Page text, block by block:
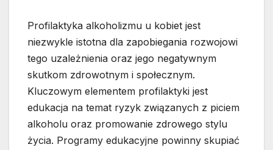
Profilaktyka alkoholizmu u kobiet jest
niezwykle istotna dla zapobiegania rozwojowi
tego uzależnienia oraz jego negatywnym
skutkom zdrowotnym i społecznym.
Kluczowym elementem profilaktyki jest
edukacja na temat ryzyk związanych z piciem
alkoholu oraz promowanie zdrowego stylu
życia. Programy edukacyjne powinny skupiać